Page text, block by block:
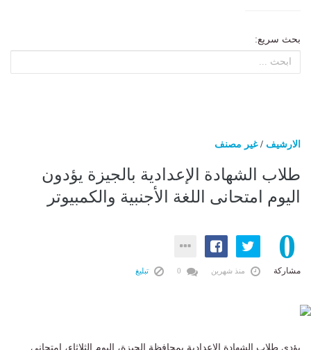
بحث سريع:
الارشيف /غير مصنف
طلاب الشهادة الإعدادية بالجيزة يؤدون
اليوم امتحانى اللغة الأجنبية والكمبيوتر
0
مشاركة منذ شهرين تبليغ
يؤدي طلاب الشهادة الإعدادية بمحافظة الجيزة، اليوم الثلاثاء، امتحاني